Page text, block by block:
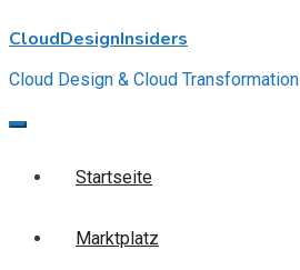
to
CloudDesignInsiders
Cloud Design & Cloud Transformation
Startseite
Marktplatz